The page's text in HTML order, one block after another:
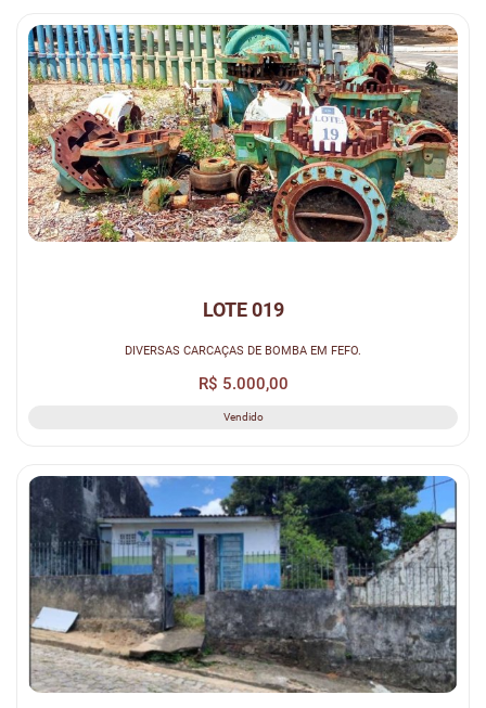
LOTE 019
DIVERSAS CARCAÇAS DE BOMBA EM FEFO.
R$ 5.000,00
Vendido